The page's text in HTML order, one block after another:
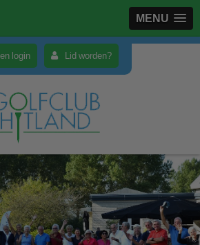
MENU
login Lid worden?